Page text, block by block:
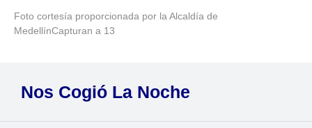
Foto cortesía proporcionada por la Alcaldía de
MedellínCapturan a 13
Nos Cogió La Noche